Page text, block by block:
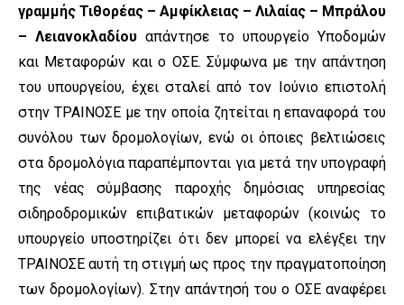
γραμμής Τιθορέας – Αμφίκλειας – Λιλαίας – Μπράλου
– Λειανοκλαδίου απάντησε το υπουργείο Υποδομών
και Μεταφορών και ο ΟΣΕ. Σύμφωνα με την απάντηση
του υπουργείου, έχει σταλεί από τον Ιούνιο επιστολή
στην ΤΡΑΙΝΟΣΕ με την οποία ζητείται η επαναφορά του
συνόλου των δρομολογίων, ενώ οι όποιες βελτιώσεις
στα δρομολόγια παραπέμπονται για μετά την υπογραφή
της νέας σύμβασης παροχής δημόσιας υπηρεσίας
σιδηροδρομικών επιβατικών μεταφορών (κοινώς το
υπουργείο υποστηρίζει ότι δεν μπορεί να ελέγξει την
ΤΡΑΙΝΟΣΕ αυτή τη στιγμή ως προς την πραγματοποίηση
των δρομολογίων). Στην απάντησή του ο ΟΣΕ αναφέρει